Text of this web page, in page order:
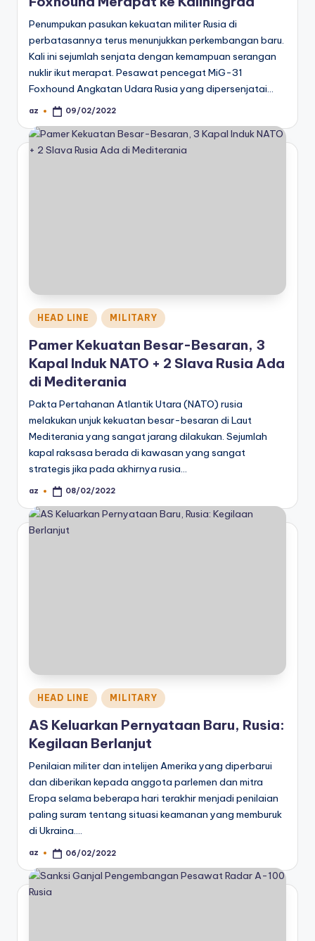
Penumpukan pasukan kekuatan militer Rusia di
perbatasannya terus menunjukkan perkembangan baru.
Kali ini sejumlah senjata dengan kemampuan serangan
nuklir ikut merapat. Pesawat pencegat MiG-31
Foxhound Angkatan Udara Rusia yang dipersenjatai…
Posted
az 09/02/2022
Posted
in
HEAD LINE MILITARY
Pamer Kekuatan Besar-Besaran, 3
Kapal Induk NATO + 2 Slava Rusia Ada
di Mediterania
Pakta Pertahanan Atlantik Utara (NATO) rusia
melakukan unjuk kekuatan besar-besaran di Laut
Mediterania yang sangat jarang dilakukan. Sejumlah
kapal raksasa berada di kawasan yang sangat
strategis jika pada akhirnya rusia…
Posted
az 08/02/2022
Posted
in
HEAD LINE MILITARY
AS Keluarkan Pernyataan Baru, Rusia:
Kegilaan Berlanjut
Penilaian militer dan intelijen Amerika yang diperbarui
dan diberikan kepada anggota parlemen dan mitra
Eropa selama beberapa hari terakhir menjadi penilaian
paling suram tentang situasi keamanan yang memburuk
di Ukraina.…
Posted
az 06/02/2022